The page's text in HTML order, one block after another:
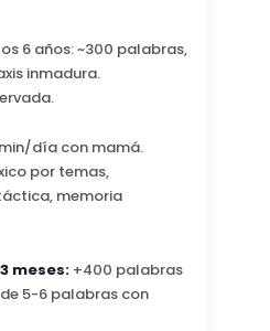
6 años: ~300 palabras,
inmadura.
día con mamá.
por temas,
memoria
meses:+400 palabras
5-6 palabras con